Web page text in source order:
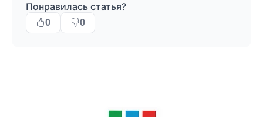
Понравилась статья?
0 0